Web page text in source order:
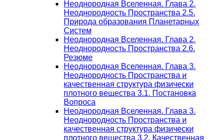
Неоднородная Вселенная. Глава 2.
Неоднородность Пространства 2.5.
Природа образования Планетарных
Систем
Неоднородная Вселенная. Глава 2.
Неоднородность Пространства 2.6.
Резюме
Неоднородная Вселенная. Глава 3.
Неоднородность Пространства и
качественная структура физически
плотного вещества 3.1. Постановка
Вопроса
Неоднородная Вселенная. Глава 3.
Неоднородность Пространства и
качественная структура физически
плотного вещества 3.2. Качественная